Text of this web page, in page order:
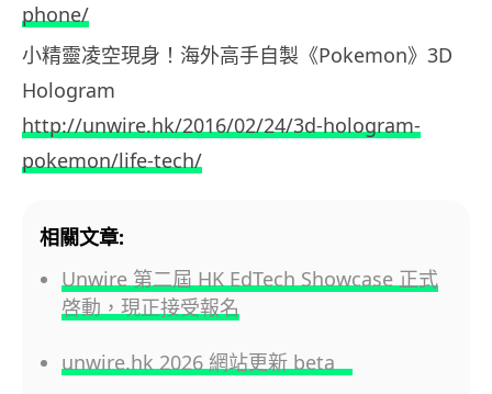
phone/
小精靈凌空現身！海外高手自製《Pokemon》3D
Hologram
http://unwire.hk/2016/02/24/3d-hologram-
pokemon/life-tech/
相關文章:
Unwire 第二屆 HK EdTech Showcase 正式
啓動，現正接受報名
unwire.hk 2026 網站更新 beta